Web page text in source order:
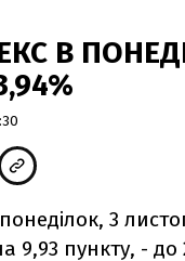
В
3
9,93 пункту, - до